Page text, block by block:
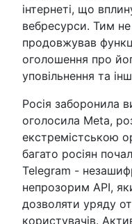
інтернеті, що
вебресурси. Тим
продовжував
оголошення про
уповільнення та
Росія заборонила
оголосила Meta,
екстремістською
багато росіян
Telegram -
непрозорим API,
дозволяти уряду
користувачів.